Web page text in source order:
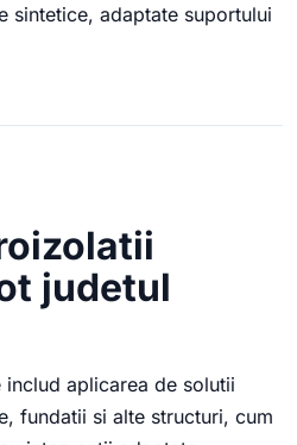
sintetice, adaptate suportului
judetul
aplicarea de solutii
fundatii si alte structuri, cum